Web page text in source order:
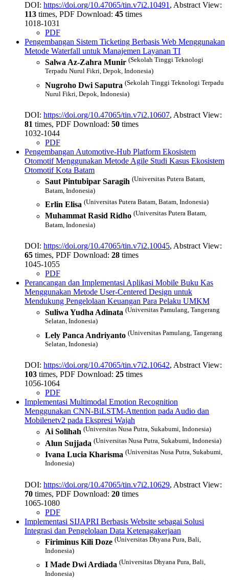
DOI: https://doi.org/10.47065/tin.v7i2.10491 , Abstract View:
113 times, PDF Download: 45 times
1018-1031
PDF
Pengembangan Sistem Ticketing Berbasis Web Menggunakan
Metode Waterfall untuk Manajemen Layanan TI
Salwa Az-Zahra Munir (Sekolah Tinggi Teknologi
Terpadu Nurul Fikri, Depok, Indonesia)
Nugroho Dwi Saputra (Sekolah Tinggi Teknologi Terpadu
Nurul Fikri, Depok, Indonesia)
DOI: https://doi.org/10.47065/tin.v7i2.10607, Abstract View:
81 times, PDF Download: 50 times
1032-1044
PDF
Pengembangan Automotive-Hub Platform Ekosistem
Otomotif Menggunakan Metode Agile Studi Kasus Ekosistem
Otomotif Kota Batam
Saut Pintubipar Saragih (Universitas Putera Batam,
Batam, Indonesia)
Erlin Elisa (Universitas Putera Batam, Batam, Indonesia)
Muhammat Rasid Ridho (Universitas Putera Batam,
Batam, Indonesia)
DOI: https://doi.org/10.47065/tin.v7i2.10045, Abstract View:
65 times, PDF Download: 28 times
1045-1055
PDF
Perancangan dan Implementasi Aplikasi Mobile Buku Kas
Menggunakan Metode User-Centered Design untuk
Mendukung Pengelolaan Keuangan Para Pelaku UMKM
Suliwa Yudha Adinata (Universitas Pamulang, Tangerang
Selatan, Indonesia)
Lely Panca Andriyanto (Universitas Pamulang, Tangerang
Selatan, Indonesia)
DOI: https://doi.org/10.47065/tin.v7i2.10642, Abstract View:
103 times, PDF Download: 25 times
1056-1064
PDF
Implementasi Multimodal Emotion Recognition
Menggunakan CNN-BiLSTM-Attention pada Audio dan
Mobilenetv2 pada Ekspresi Wajah
Ai Solihah (Universitas Nusa Putra, Sukabumi, Indonesia)
Alun Sujjada (Universitas Nusa Putra, Sukabumi, Indonesia)
Ivana Lucia Kharisma (Universitas Nusa Putra, Sukabumi,
Indonesia)
DOI: https://doi.org/10.47065/tin.v7i2.10629, Abstract View:
70 times, PDF Download: 20 times
1065-1080
PDF
Implementasi SIJAPRI Berbasis Website sebagai Solusi
Integrasi dan Pengelolaan Data Ketenagakerjaan
Firiminus Kili Doze (Universitas Dhyana Pura, Bali,
Indonesia)
I Made Dwi Ardiada (Universitas Dhyana Pura, Bali,
Indonesia)